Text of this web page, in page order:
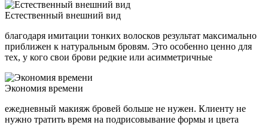
Естественный внешний вид
благодаря имитации тонких волосков результат максимально
приближен к натуральным бровям. Это особенно ценно для
тех, у кого свои брови редкие или асимметричные
Экономия времени
ежедневный макияж бровей больше не нужен. Клиенту не
нужно тратить время на подрисовывание формы и цвета